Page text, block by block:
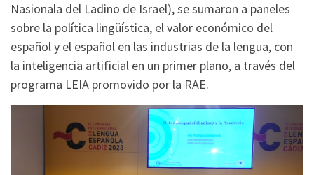
Nasionala del Ladino de Israel), se sumaron a paneles
sobre la política lingüística, el valor económico del
español y el español en las industrias de la lengua, con
la inteligencia artificial en un primer plano, a través del
programa LEIA promovido por la RAE.